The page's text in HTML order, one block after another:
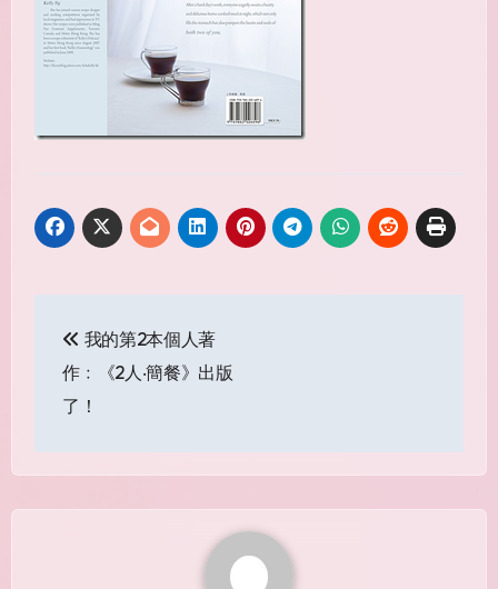
navigation
我的第2本個人著
作﹕《2人‧簡餐》出版
了！